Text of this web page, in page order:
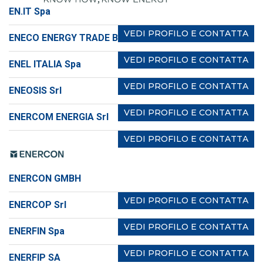
EN.IT Spa
VEDI PROFILO E CONTATTA
ENECO ENERGY TRADE B.V.
VEDI PROFILO E CONTATTA
ENEL ITALIA Spa
VEDI PROFILO E CONTATTA
ENEOSIS Srl
VEDI PROFILO E CONTATTA
ENERCOM ENERGIA Srl
VEDI PROFILO E CONTATTA
ENERCON GMBH
VEDI PROFILO E CONTATTA
ENERCOP Srl
VEDI PROFILO E CONTATTA
ENERFIN Spa
VEDI PROFILO E CONTATTA
ENERFIP SA